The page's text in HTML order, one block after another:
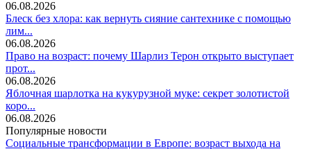
06.08.2026
Блеск без хлора: как вернуть сияние сантехнике с помощью
лим...
06.08.2026
Право на возраст: почему Шарлиз Терон открыто выступает
прот...
06.08.2026
Яблочная шарлотка на кукурузной муке: секрет золотистой
коро...
06.08.2026
Популярные новости
Социальные трансформации в Европе: возраст выхода на